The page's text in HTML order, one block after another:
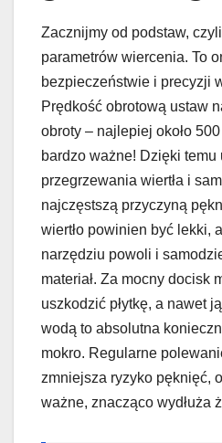
Zacznijmy od podstaw,
parametrów wiercenia. To
bezpieczeństwie i precyzji
Prędkość obrotową ustaw
obroty – najlepiej około
bardzo ważne! Dzięki temu
przegrzewania wiertła i
najczęstszą przyczyną
wiertło powinien być lekki,
narzędziu powoli i
materiał. Za mocny docisk
uszkodzić płytkę, a nawet
wodą to absolutna
mokro. Regularne
zmniejsza ryzyko pęknięć,
ważne, znacząco wydłuża